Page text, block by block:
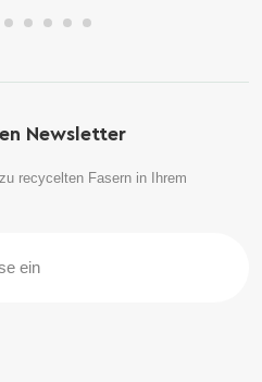
Newsletter
recycelten Fasern in Ihrem